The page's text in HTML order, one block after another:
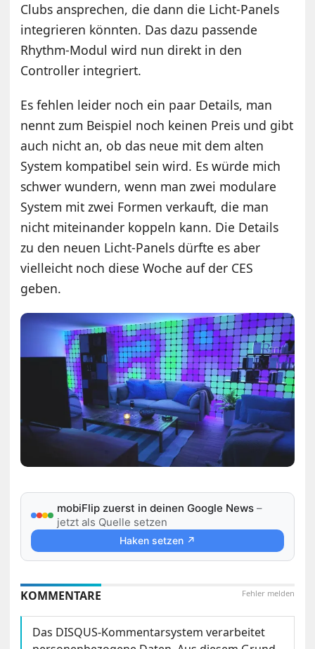
Clubs ansprechen, die dann die Licht-Panels
integrieren könnten. Das dazu passende
Rhythm-Modul wird nun direkt in den
Controller integriert.
Es fehlen leider noch ein paar Details, man
nennt zum Beispiel noch keinen Preis und gibt
auch nicht an, ob das neue mit dem alten
System kompatibel sein wird. Es würde mich
schwer wundern, wenn man zwei modulare
System mit zwei Formen verkauft, die man
nicht miteinander koppeln kann. Die Details
zu den neuen Licht-Panels dürfte es aber
vielleicht noch diese Woche auf der CES
geben.
mobiFlip zuerst in deinen Google News –
jetzt als Quelle setzen
Haken setzen ↗
Fehler melden
KOMMENTARE
Das DISQUS-Kommentarsystem verarbeitet